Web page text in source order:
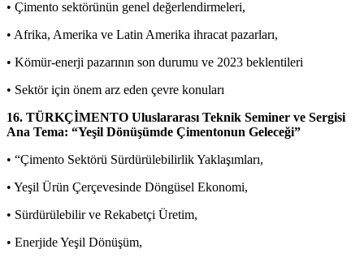
• Çimento sektörünün genel değerlendirmeleri,
• Afrika, Amerika ve Latin Amerika ihracat pazarları,
• Kömür-enerji pazarının son durumu ve 2023 beklentileri
• Sektör için önem arz eden çevre konuları
16. TÜRKÇİMENTO Uluslararası Teknik Seminer ve Sergisi
Ana Tema: “Yeşil Dönüşümde Çimentonun Geleceği”
• “Çimento Sektörü Sürdürülebilirlik Yaklaşımları,
• Yeşil Ürün Çerçevesinde Döngüsel Ekonomi,
• Sürdürülebilir ve Rekabetçi Üretim,
• Enerjide Yeşil Dönüşüm,